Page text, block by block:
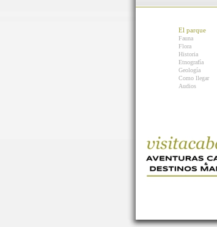
El parque
Fauna
Flora
Historia
Etnografía
Geología
Como llegar
Audios